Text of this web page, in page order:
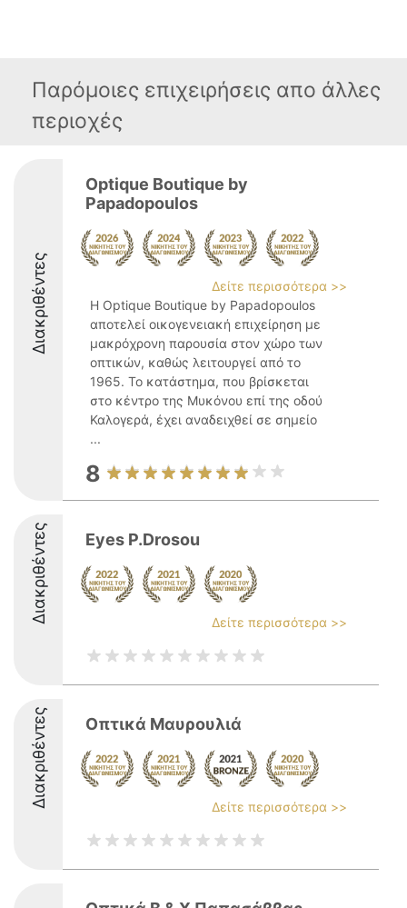
Παρόμοιες επιχειρήσεις απο άλλες
περιοχές
Διακριθέντες
Optique Boutique by
Papadopoulos
Δείτε περισσότερα >>
Η Optique Boutique by Papadopoulos
αποτελεί οικογενειακή επιχείρηση με
μακρόχρονη παρουσία στον χώρο των
οπτικών, καθώς λειτουργεί από το
1965. Το κατάστημα, που βρίσκεται
στο κέντρο της Μυκόνου επί της οδού
Καλογερά, έχει αναδειχθεί σε σημείο
...
8
Διακριθέντες Eyes P.Drosou
Δείτε περισσότερα >>
Διακριθέντες Οπτικά Μαυρουλιά
Δείτε περισσότερα >>